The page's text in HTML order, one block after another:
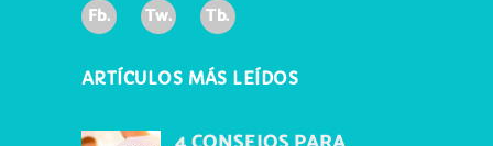
Fb. Tw. Tb.
ARTÍCULOS MÁS LEÍDOS